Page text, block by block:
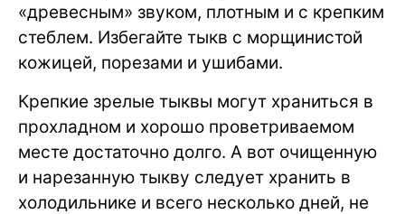
«древесным» звуком, плотным и с крепким
стеблем. Избегайте тыкв с морщинистой
кожицей, порезами и ушибами.
Крепкие зрелые тыквы могут храниться в
прохладном и хорошо проветриваемом
месте достаточно долго. А вот очищенную
и нарезанную тыкву следует хранить в
холодильнике и всего несколько дней, не